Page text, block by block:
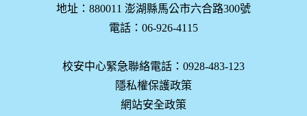
地址：880011 澎湖縣馬公市六合路300號
電話：06-926-4115
校安中心緊急聯絡電話：0928-483-123
隱私權保護政策
網站安全政策